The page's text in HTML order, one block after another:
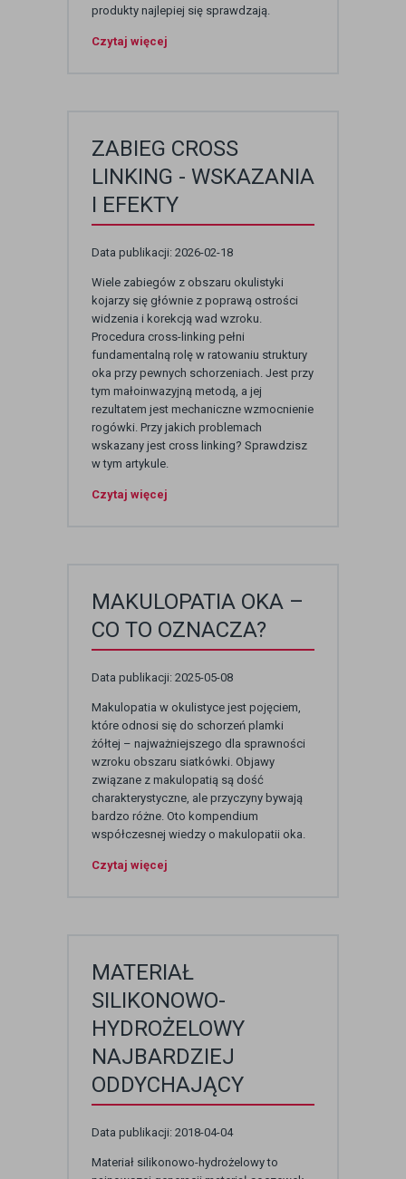
produkty najlepiej się sprawdzają.
Czytaj więcej
ZABIEG CROSS
LINKING - WSKAZANIA
I EFEKTY
Data publikacji: 2026-02-18
Wiele zabiegów z obszaru okulistyki
kojarzy się głównie z poprawą ostrości
widzenia i korekcją wad wzroku.
Procedura cross-linking pełni
fundamentalną rolę w ratowaniu struktury
oka przy pewnych schorzeniach. Jest przy
tym małoinwazyjną metodą, a jej
rezultatem jest mechaniczne wzmocnienie
rogówki. Przy jakich problemach
wskazany jest cross linking? Sprawdzisz
w tym artykule.
Czytaj więcej
MAKULOPATIA OKA –
CO TO OZNACZA?
Data publikacji: 2025-05-08
Makulopatia w okulistyce jest pojęciem,
które odnosi się do schorzeń plamki
żółtej – najważniejszego dla sprawności
wzroku obszaru siatkówki. Objawy
związane z makulopatią są dość
charakterystyczne, ale przyczyny bywają
bardzo różne. Oto kompendium
współczesnej wiedzy o makulopatii oka.
Czytaj więcej
MATERIAŁ
SILIKONOWO-
HYDROŻELOWY
NAJBARDZIEJ
ODDYCHAJĄCY
Data publikacji: 2018-04-04
Materiał silikonowo-hydrożelowy to